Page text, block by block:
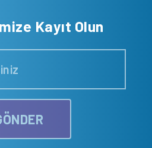
Kayıt Olun